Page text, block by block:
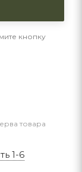
кнопку
товара
1-6